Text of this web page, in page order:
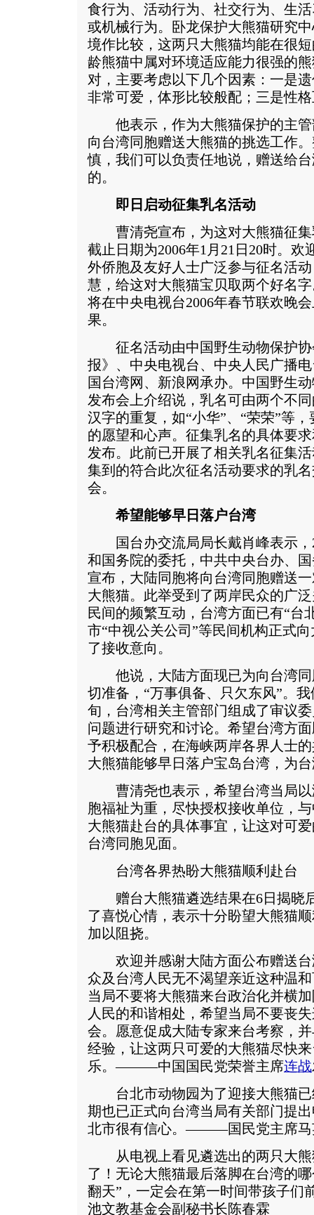
食行为、活动行为、社交行为、生
或机械行为。卧龙保护大熊猫研究
境作比较，这两只大熊猫均能在很
龄熊猫中属对环境适应能力很强的
对，主要考虑以下几个因素：一是
非常可爱，体形比较般配；三是性
他表示，作为大熊猫保护的主管
向台湾同胞赠送大熊猫的挑选工作
慎，我们可以负责任地说，赠送给
的。
即日启动征集乳名活动
曹清尧宣布，为这对大熊猫征集
截止日期为2006年1月21日20时。
外侨胞及友好人士广泛参与征名活
慧，给这对大熊猫宝贝取两个好名
将在中央电视台2006年春节联欢晚
果。
征名活动由中国野生动物保护协
报》、中央电视台、中央人民广播
国台湾网、新浪网承办。中国野生
发布会上介绍说，乳名可由两个不
汉字的重复，如“小华”、“荣荣”等
的愿望和心声。征集乳名的具体要
发布。此前已开展了相关乳名征集
集到的符合此次征名活动要求的乳
会。
希望能够早日落户台湾
国台办交流局局长戴肖峰表示，
和国务院的委托，中共中央台办、
宣布，大陆同胞将向台湾同胞赠送
大熊猫。此举受到了两岸民众的广
民间的频繁互动，台湾方面已有“台
市“中视公关公司”等民间机构正式
了接收意向。
他说，大陆方面现已为向台湾同
切准备，“万事俱备、只欠东风”。
旬，台湾相关主管部门组成了审议
问题进行研究和讨论。希望台湾方
予积极配合，在海峡两岸各界人士
大熊猫能够早日落户宝岛台湾，为
曹清尧也表示，希望台湾当局以
胞福祉为重，尽快授权接收单位，
大熊猫赴台的具体事宜，让这对可
台湾同胞见面。
台湾各界热盼大熊猫顺利赴台
赠台大熊猫遴选结果在6日揭晓
了喜悦心情，表示十分盼望大熊猫
加以阻挠。
欢迎并感谢大陆方面公布赠送台
众及台湾人民无不渴望亲近这种温
当局不要将大熊猫来台政治化并横
人民的和谐相处，希望当局不要丧
会。愿意促成大陆专家来台考察，
经验，让这两只可爱的大熊猫尽快
乐。———中国国民党荣誉主席连战
台北市动物园为了迎接大熊猫已
期也已正式向台湾当局有关部门提
北市很有信心。———国民党主席马
从电视上看见遴选出的两只大熊
了！无论大熊猫最后落脚在台湾的
翻天”，一定会在第一时间带孩子
池文教基金会副秘书长陈春霖